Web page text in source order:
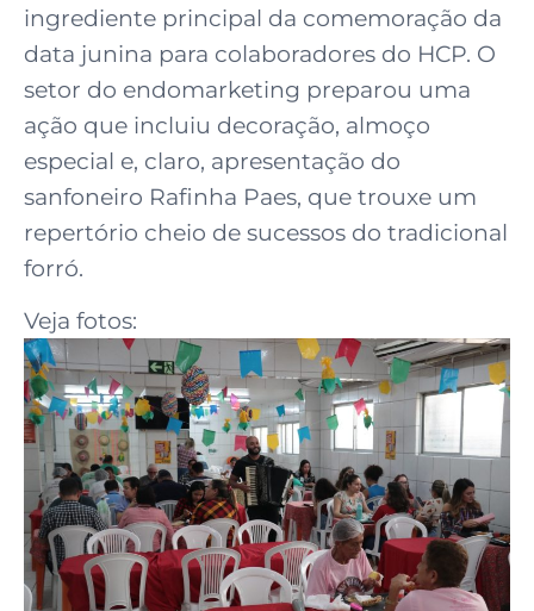
ingrediente principal da comemoração da
data junina para colaboradores do HCP. O
setor do endomarketing preparou uma
ação que incluiu decoração, almoço
especial e, claro, apresentação do
sanfoneiro Rafinha Paes, que trouxe um
repertório cheio de sucessos do tradicional
forró.
Veja fotos: